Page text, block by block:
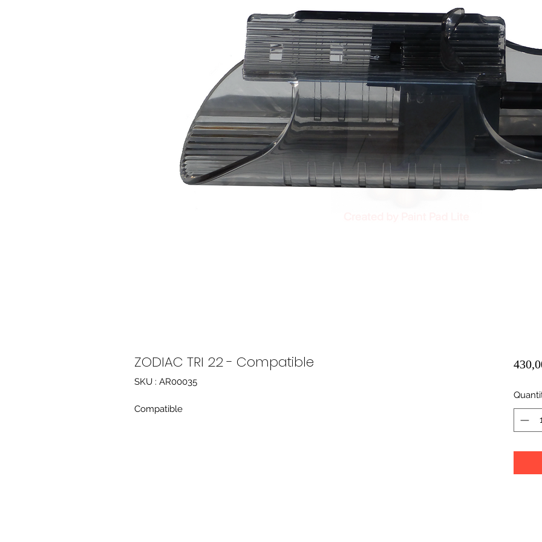
ZODIAC TRI 22 - Compatible
SKU : AR00035
Compatible